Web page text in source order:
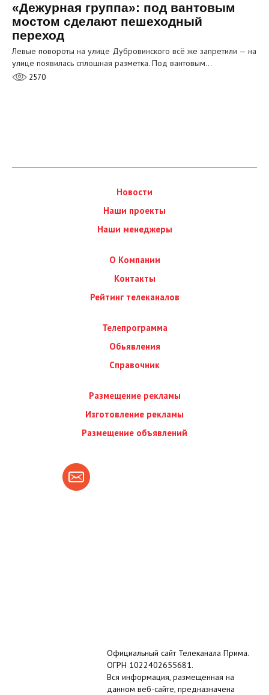
«Дежурная группа»: под вантовым
мостом сделают пешеходный
переход
Левые повороты на улице Дубровинского всё же запретили — на
улице появилась сплошная разметка. Под вантовым…
2570
Новости
Наши проекты
Наши менеджеры
О Компании
Контакты
Рейтинг телеканалов
Телепрограмма
Обьявления
Справочник
Размещение рекламы
Изготовление рекламы
Размещение объявлений
Официальный сайт Телеканала Прима.
ОГРН 1022402655681.
Вся информация, размещенная на
данном веб-сайте, предназначена